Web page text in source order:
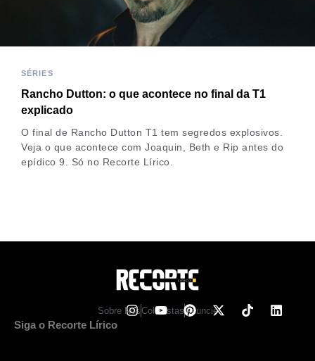
SÉRIES
Rancho Dutton: o que acontece no final da T1
explicado
O final de Rancho Dutton T1 tem segredos explosivos.
Veja o que acontece com Joaquin, Beth e Rip antes do
epídico 9. Só no Recorte Lírico.
Sobre NosColunistasAnuncie
Siga o Recorte Lírico